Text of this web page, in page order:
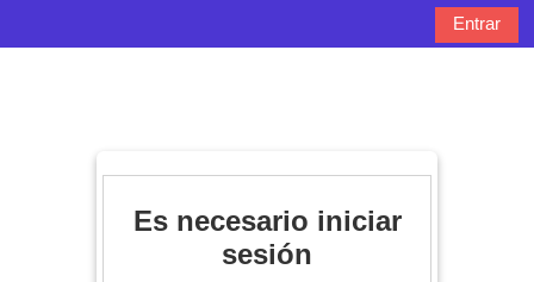
Entrar
Es necesario iniciar
sesión